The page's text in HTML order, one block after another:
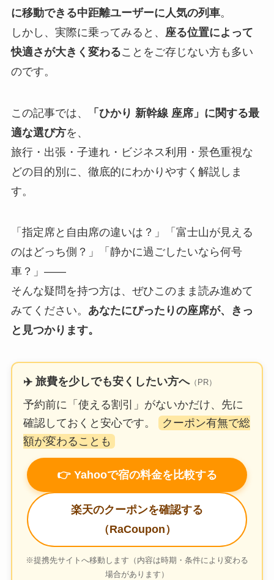
に移動できる中距離ユーザーに人気の列車。
しかし、実際に乗ってみると、
座る位置によって
快適さが大きく変わることをご存じない方も多い
のです。
この記事では、
「ひかり 新幹線 座席」に関する最
適な選び方を、
旅行・出張・子連れ・ビジネス利用・景色重視な
どの目的別に、徹底的にわかりやすく解説しま
す。
「指定席と自由席の違いは？」「富士山が見える
のはどっち側？」「静かに過ごしたいなら何号
車？」——
そんな疑問を持つ方は、ぜひこのまま読み進めて
みてください。 あなたにぴったりの座席が、きっ
と見つかります。
✈️ 旅費を少しでも安くしたい方へ（PR）
予約前に「使える割引」がないかだけ、先に
確認しておくと安心です。
クーポン有無で総
額が変わることも
👉 Yahooで宿の料金を比較する
楽天のクーポンを確認する
（RaCoupon）
※提携先サイトへ移動します（内容は時期・条件により変わる
場合があります）